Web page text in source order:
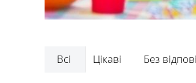
Всі Цікаві Без